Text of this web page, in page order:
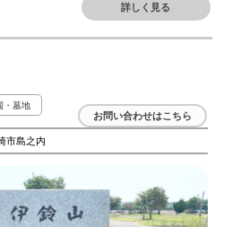
詳しく見る
・墓地
市島之内
お問い合わせはこちら